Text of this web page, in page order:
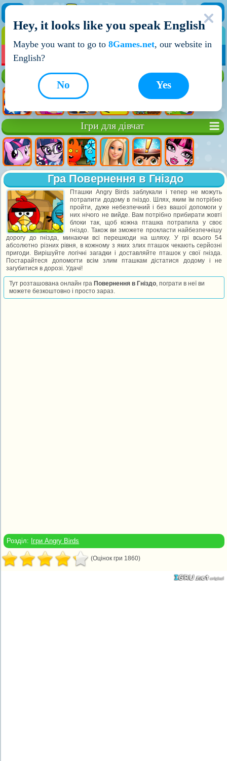
НОВІ ІГРИ
Ігри для дівчат
Гра Повернення в Гніздо
Пташки Angry Birds заблукали і тепер не можуть
потрапити додому в гніздо. Шлях, яким їм потрібно
пройти, дуже небезпечний і без вашої допомоги у
них нічого не вийде. Вам потрібно прибирати жовті
блоки так, щоб кожна пташка потрапила у своє
гніздо. Також ви зможете прокласти найбезпечнішу
дорогу до гнізда, минаючи всі перешкоди на шляху. У грі всього 54
абсолютно різних рівня, в кожному з яких злих пташок чекають серйозні
пригоди. Вирішуйте логічні загадки і доставляйте пташок у свої гнізда.
Постарайтеся допомогти всім злим пташкам дістатися додому і не
загубитися в дорозі. Удачі!
Тут розташована онлайн гра Повернення в Гніздо, пограти в неї ви
можете безкоштовно і просто зараз.
Розділ: Ігри Angry Birds
(Оцінок гри 1860)
Hey, it looks like you speak English
Maybe you want to go to 8Games.net, our website in
English?
Yes
No